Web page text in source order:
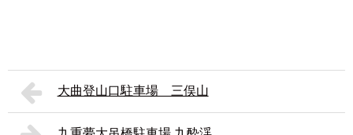
大曲登山口駐車場 三俣山